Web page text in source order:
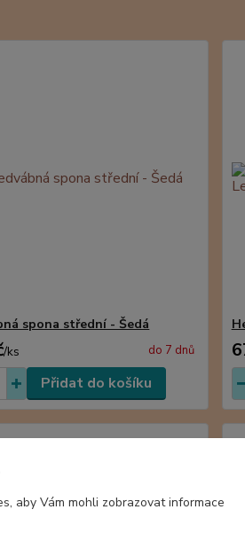
spona střední - Šedá
/ks do 7 dnů
Přidat do košíku
aby Vám mohli zobrazovat informace